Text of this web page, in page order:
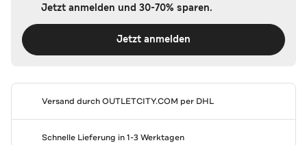
Jetzt anmelden und 30-70% sparen.
Jetzt anmelden
Versand durchOUTLETCITY.COM per DHL
Schnelle Lieferung in 1-3 Werktagen